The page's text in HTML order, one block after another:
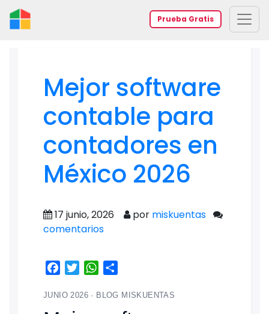
Prueba Gratis
Mejor software
contable para
contadores en
México 2026
17 junio, 2026 por miskuentas
comentarios
Facebook
TwitterWhatsApp
JUNIO 2026 · BLOG MISKUENTAS